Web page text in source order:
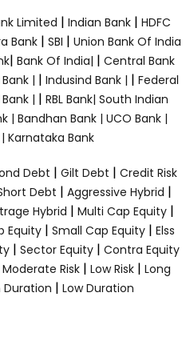
Limited | Indian Bank | HDFC
Bank| SBI | Union Bank Of India
| Bank Of India| | Central Bank
| | Indusind Bank | | Federal
| | RBL Bank| South Indian
| Bandhan Bank | UCO Bank |
Karnataka Bank
Debt | Gilt Debt | Credit Risk
Debt | Aggressive Hybrid |
Hybrid | Multi Cap Equity |
Equity | Small Cap Equity | Elss
| Sector Equity | Contra Equity
Moderate Risk | Low Risk | Long
| Low Duration